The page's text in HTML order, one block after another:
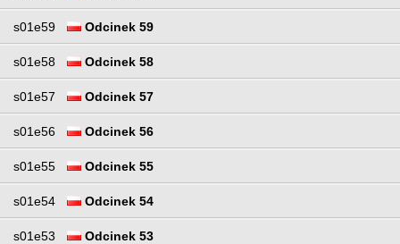
s01e59 Odcinek 59
s01e58 Odcinek 58
s01e57 Odcinek 57
s01e56 Odcinek 56
s01e55 Odcinek 55
s01e54 Odcinek 54
s01e53 Odcinek 53